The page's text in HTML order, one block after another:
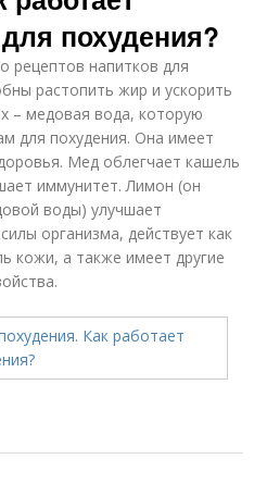
похудения?
рецептов напитков для
растопить жир и ускорить
– медовая вода, которую
для похудения. Она имеет
Мед облегчает кашель
иммунитет. Лимон (он
воды) улучшает
организма, действует как
кожи, а также имеет другие